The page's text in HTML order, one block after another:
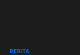
BERITA